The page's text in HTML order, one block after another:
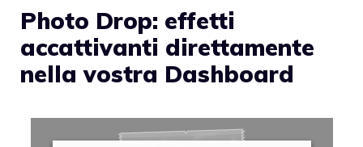
Photo Drop: effetti
accattivanti direttamente
nella vostra Dashboard